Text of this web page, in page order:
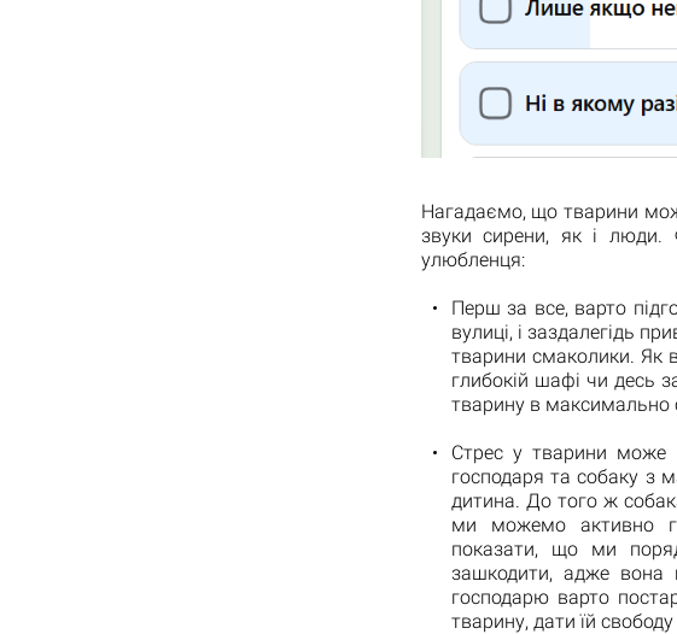
Нагадаємо, що тварини
звуки сирени, як і люди.
улюбленця:
Перш за все, варто
вулиці, і заздалегідь
тварини смаколики. Як
глибокій шафі чи десь
тварину в максимально
Стрес у тварини може
господаря та собаку з
дитина. До того ж
ми можемо активно
показати, що ми
зашкодити, адже вона
господарю варто
тварину, дати їй